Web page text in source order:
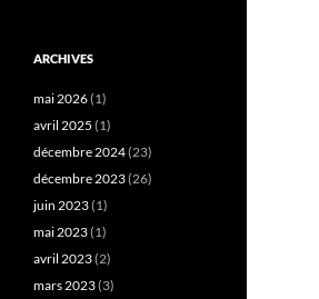
ARCHIVES
mai 2026(1)
avril 2025 (1)
décembre 2024(23)
décembre 2023(26)
juin 2023(1)
mai 2023(1)
avril 2023(2)
mars 2023(3)